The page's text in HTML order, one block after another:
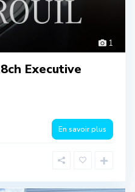
1
Executive
En savoir plus